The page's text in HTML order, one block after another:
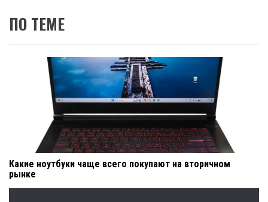
ПО ТЕМЕ
Какие ноутбуки чаще всего покупают на вторичном
рынке